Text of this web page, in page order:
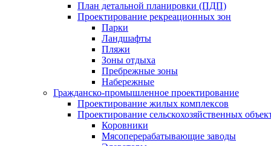
План детальной планировки (ПДП)
Проектирование рекреационных зон
Парки
Ландшафты
Пляжи
Зоны отдыха
Пребрежные зоны
Набережные
Гражданско-промышленное проектирование
Проектирование жилых комплексов
Проектирование сельскохозяйственных
Коровники
Мясоперерабатывающие заводы